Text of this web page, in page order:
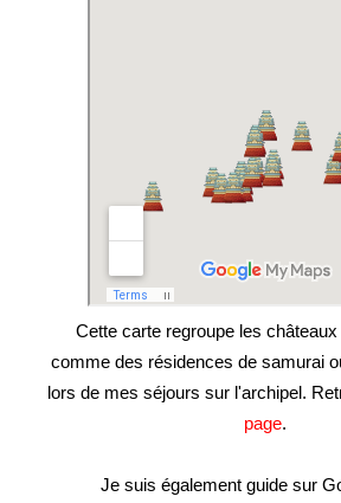
Cette carte regroupe les
comme des résidences de samurai
lors de mes séjours sur l'archipel.
page.
Je suis également guide sur